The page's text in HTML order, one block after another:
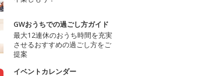
GWおうちでの過ごし方ガイド
最大12連休のおうち時間を充実
させるおすすめの過ごし方をご
提案
イベントカレンダー